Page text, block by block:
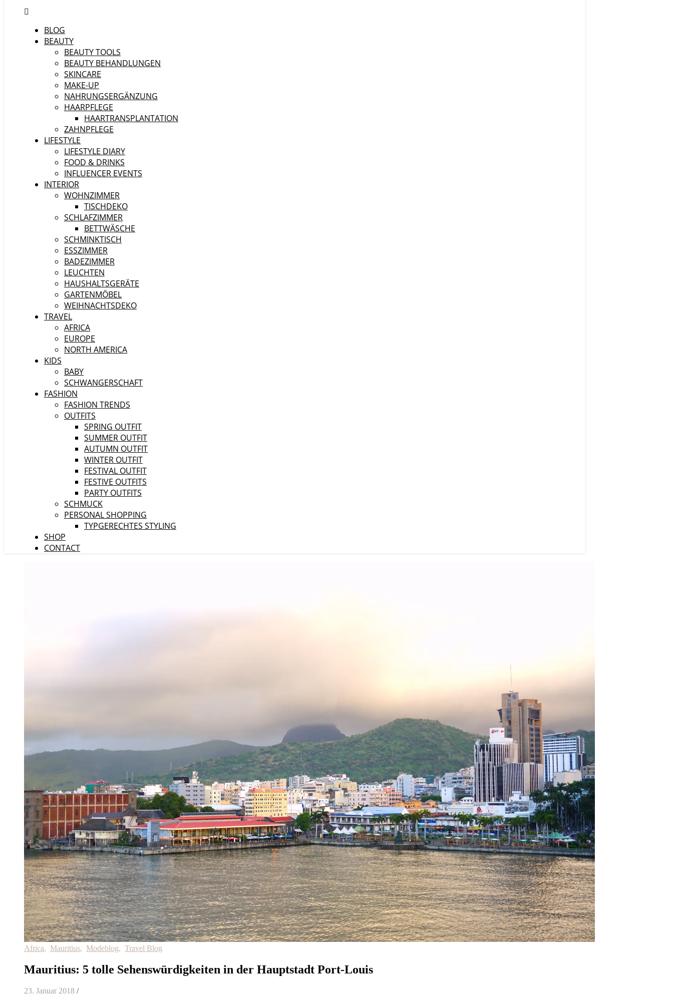
BLOG
BEAUTY
BEAUTY TOOLS
BEAUTY BEHANDLUNGEN
SKINCARE
MAKE-UP
NAHRUNGSERGÄNZUNG
HAARPFLEGE
HAARTRANSPLANTATION
ZAHNPFLEGE
LIFESTYLE
LIFESTYLE DIARY
FOOD & DRINKS
INFLUENCER EVENTS
INTERIOR
WOHNZIMMER
TISCHDEKO
SCHLAFZIMMER
BETTWÄSCHE
SCHMINKTISCH
ESSZIMMER
BADEZIMMER
LEUCHTEN
HAUSHALTSGERÄTE
GARTENMÖBEL
WEIHNACHTSDEKO
TRAVEL
AFRICA
EUROPE
NORTH AMERICA
KIDS
BABY
SCHWANGERSCHAFT
FASHION
FASHION TRENDS
OUTFITS
SPRING OUTFIT
SUMMER OUTFIT
AUTUMN OUTFIT
WINTER OUTFIT
FESTIVAL OUTFIT
FESTIVE OUTFITS
PARTY OUTFITS
SCHMUCK
PERSONAL SHOPPING
TYPGERECHTES STYLING
SHOP
CONTACT
Africa, Mauritius, Modeblog, Travel Blog
Mauritius: 5 tolle Sehenswürdigkeiten in der Hauptstadt Port-Louis
23. Januar 2018 /